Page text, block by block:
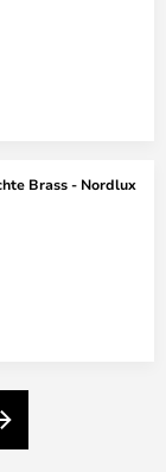
Brass - Nordlux
Weiter